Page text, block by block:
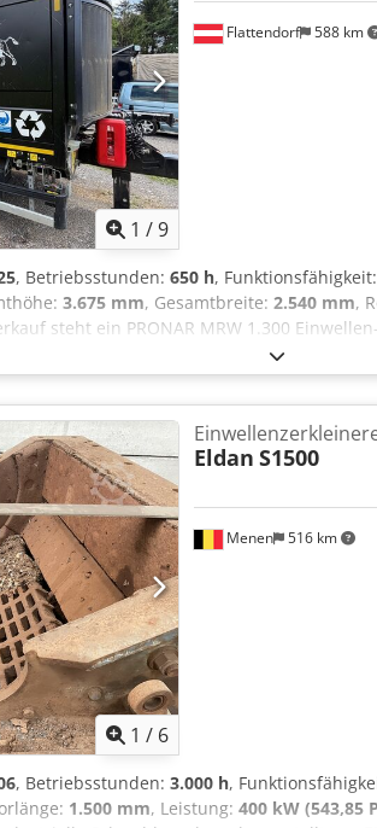
1 /9
Flattendorf 588 km
, Betriebsstunden: 650 h, Funktionsfähigkeit:
3.675 mm, Gesamtbreite: 2.540 mm,
steht ein PRONAR MRW 1.300
wie der legendäre DW-3060 "Büffel"
Länge 3000 mm 3 Achs
Abwurfhöhe 4030mm
/ Bunker-Aufgabehöhe 2870 mm
1 / 6
Menen 516 km
Eldan S1500
, Betriebsstunden: 3.000 h,
1.500 mm, Leistung: 400 kW (543,85